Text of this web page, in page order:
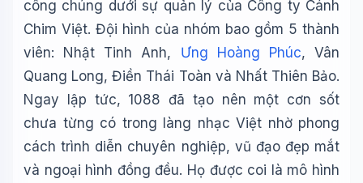
công chúng dưới sự quản lý của Công ty Cánh
Chim Việt. Đội hình của nhóm bao gồm 5 thành
viên: Nhật Tinh Anh, Ưng Hoàng Phúc, Vân
Quang Long, Điền Thái Toàn và Nhất Thiên Bảo.
Ngay lập tức, 1088 đã tạo nên một cơn sốt
chưa từng có trong làng nhạc Việt nhờ phong
cách trình diễn chuyên nghiệp, vũ đạo đẹp mắt
và ngoại hình đồng đều. Họ được coi là mô hình